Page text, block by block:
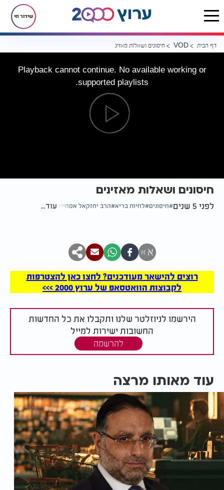
שידור חי
דף הבית VOD חיסונים ושאלות מאזינים
Playback cannot continue. No available working or
supported playlists.
חיסונים ושאלות מאזינים
לפני 5 שנים חיסונים לחיות בריא הרב יחזקאל אסחייק עוד...
א א
רוצים להישאר מעודכנים? לחצו כאן להצטרפות
לקבוצות הוואטסאפ של ערוץ 2000 >>>
הירשמו לניוזלטר שלנו ותקבלו את כל החדשות
החשובות ישירות למייל
להרשמה
עוד מאותו מרצה